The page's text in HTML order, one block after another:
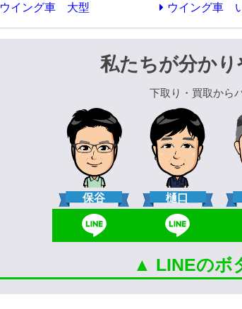
ウイング車 大型 ウイング車
私たちが分かり
下取り・買取から
保谷 樋口
▲ LINEのボ